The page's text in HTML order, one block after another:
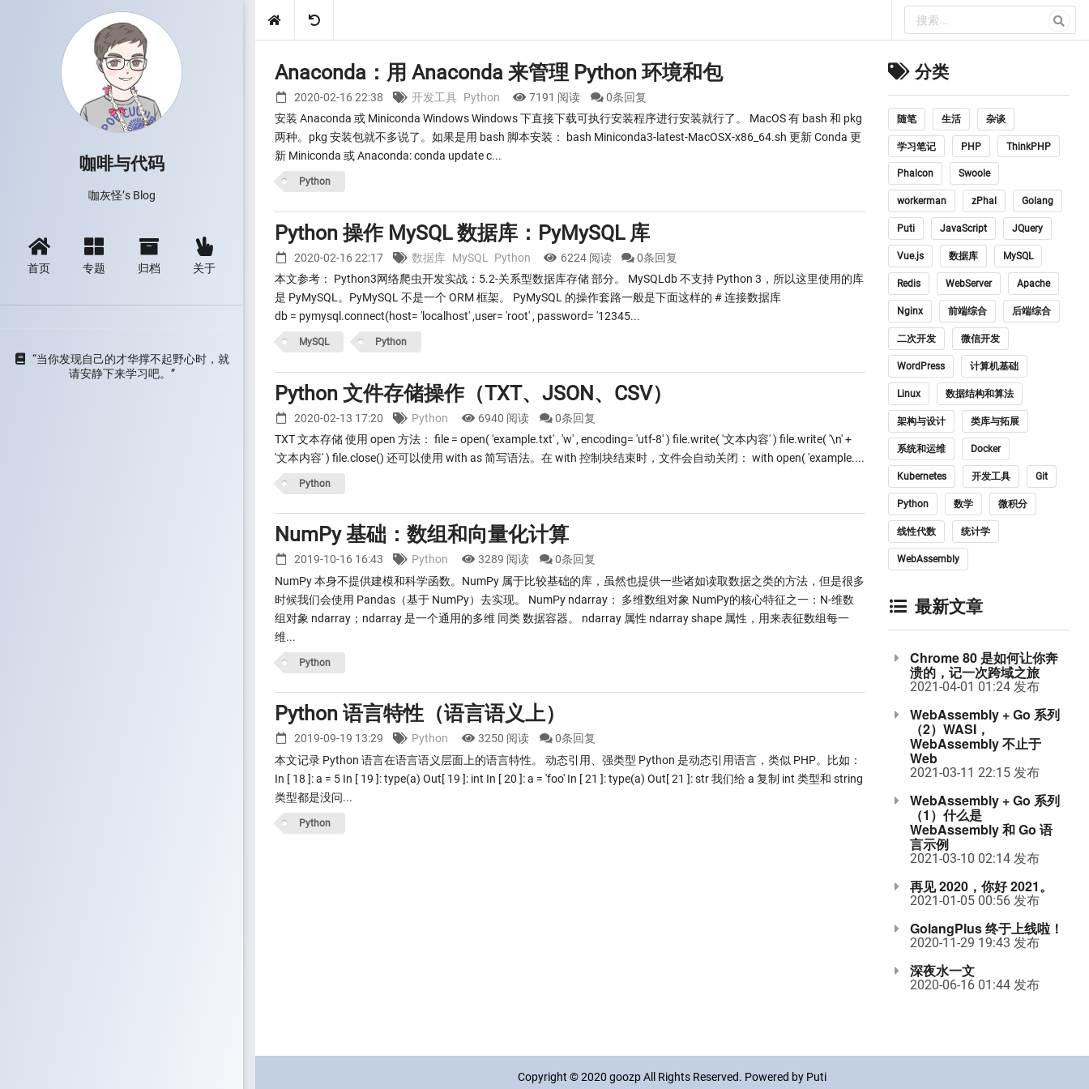
咖啡与代码
咖灰怪’s Blog
首页 专题 归档 关于
“当你发现自己的才华撑不起野心时，就
请安静下来学习吧。”
Anaconda：用 Anaconda 来管理 Python 环境和包
2020-02-16 22:38 开发工具 Python 7191 阅读
0条回复
安装 Anaconda 或 Miniconda Windows Windows 下直接下载可执行安装程序进行安装就行了。 MacOS 有 bash 和 pkg
两种。pkg 安装包就不多说了。如果是用 bash 脚本安装： bash Miniconda3-latest-MacOSX-x86_64.sh 更新 Conda 更
新 Miniconda 或 Anaconda: conda update c...
Python
Python 操作 MySQL 数据库：PyMySQL 库
2020-02-16 22:17 数据库 MySQL Python 6224 阅读
0条回复
本文参考： Python3网络爬虫开发实战：5.2-关系型数据库存储 部分。 MySQLdb 不支持 Python 3，所以这里使用的库
是 PyMySQL。PyMySQL 不是一个 ORM 框架。 PyMySQL 的操作套路一般是下面这样的 # 连接数据库
db = pymysql.connect(host= 'localhost' ,user= 'root' , password= '12345...
MySQL Python
Python 文件存储操作（TXT、JSON、CSV）
2020-02-13 17:20 Python 6940 阅读
0条回复
TXT 文本存储 使用 open 方法： file = open( 'example.txt' , 'w' , encoding= 'utf-8' ) file.write( '文本内容' ) file.write( '\n' +
'文本内容' ) file.close() 还可以使用 with as 简写语法。在 with 控制块结束时，文件会自动关闭： with open( 'example....
Python
NumPy 基础：数组和向量化计算
2019-10-16 16:43 Python 3289 阅读
0条回复
NumPy 本身不提供建模和科学函数。NumPy 属于比较基础的库，虽然也提供一些诸如读取数据之类的方法，但是很多
时候我们会使用 Pandas（基于 NumPy）去实现。 NumPy ndarray： 多维数组对象 NumPy的核心特征之一：N-维数
组对象 ndarray；ndarray 是一个通用的多维 同类 数据容器。 ndarray 属性 ndarray shape 属性，用来表征数组每一
维...
Python
Python 语言特性（语言语义上）
2019-09-19 13:29 Python 3250 阅读
0条回复
本文记录 Python 语言在语言语义层面上的语言特性。 动态引用、强类型 Python 是动态引用语言，类似 PHP。比如：
In [ 18 ]: a = 5 In [ 19 ]: type(a) Out[ 19 ]: int In [ 20 ]: a = 'foo' In [ 21 ]: type(a) Out[ 21 ]: str 我们给 a 复制 int 类型和 string
类型都是没问...
Python
分类
随笔 生活 杂谈
学习笔记 PHP ThinkPHP
Phalcon Swoole
workerman zPhal Golang
Puti JavaScript JQuery
Vue.js 数据库 MySQL
Redis WebServer Apache
Nginx 前端综合 后端综合
二次开发 微信开发
WordPress 计算机基础
Linux 数据结构和算法
架构与设计 类库与拓展
系统和运维 Docker
Kubernetes 开发工具 Git
Python 数学 微积分
线性代数 统计学
WebAssembly
最新文章
Chrome 80 是如何让你奔
溃的，记一次跨域之旅
2021-04-01 01:24 发布
WebAssembly + Go 系列
（2）WASI，
WebAssembly 不止于
Web
2021-03-11 22:15 发布
WebAssembly + Go 系列
（1）什么是
WebAssembly 和 Go 语
言示例
2021-03-10 02:14 发布
再见 2020，你好 2021。
2021-01-05 00:56 发布
GolangPlus 终于上线啦！
2020-11-29 19:43 发布
深夜水一文
2020-06-16 01:44 发布
Copyright © 2020 goozpAll Rights Reserved. Powered by Puti